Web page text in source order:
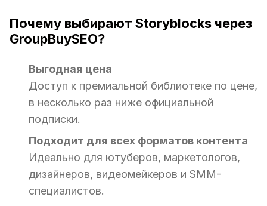
Почему выбирают Storyblocks через
GroupBuySEO?
Выгодная цена
Доступ к премиальной библиотеке по цене,
в несколько раз ниже официальной
подписки.
Подходит для всех форматов контента
Идеально для ютуберов, маркетологов,
дизайнеров, видеомейкеров и SMM-
специалистов.